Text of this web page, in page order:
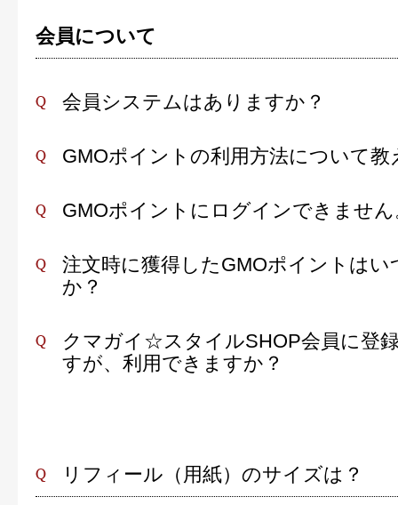
会員について
会員システムはありますか？
GMOポイントの利用方法について
GMOポイントにログインできません
注文時に獲得したGMOポイントはい
か？
クマガイ☆スタイルSHOP会員に登
すが、利用できますか？
リフィール（用紙）のサイズは？